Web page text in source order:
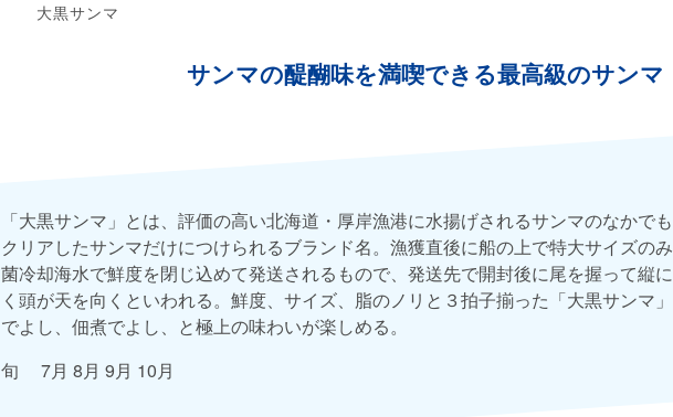
大黒サンマ
サンマの醍醐味を満喫できる最高級のサンマ
「大黒サンマ」とは、評価の高い北海道・厚岸漁港に水揚げされるサンマのなかで
クリアしたサンマだけにつけられるブランド名。漁獲直後に船の上で特大サイズの
菌冷却海水で鮮度を閉じ込めて発送されるもので、発送先で開封後に尾を握って縦
く頭が天を向くといわれる。鮮度、サイズ、脂のノリと３拍子揃った「大黒サンマ
でよし、佃煮でよし、と極上の味わいが楽しめる。
旬 7月 8月 9月 10月